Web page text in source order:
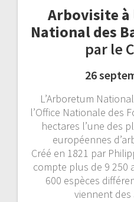
Arbovisite à
National des
par le
26
L’Arboretum
l’Office Nationale des
hectares l’une des
européennes
Créé en 1821 par
compte plus de 9 250
600 espèces
viennent